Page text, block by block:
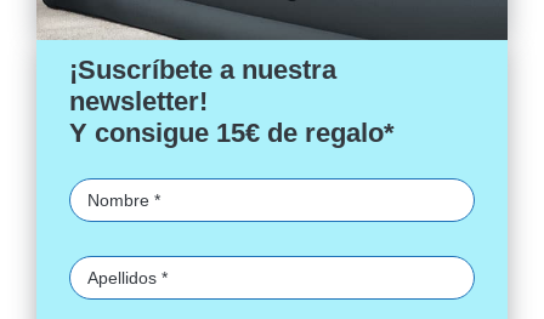
¡Suscríbete a nuestra
newsletter!
Y consigue 15€ de regalo*